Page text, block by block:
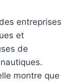
entreprises
et
de
montre que